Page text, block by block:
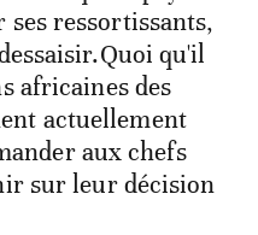
ses ressortissants,
qu'il
africaines des
actuellement
aux chefs
sur leur décision